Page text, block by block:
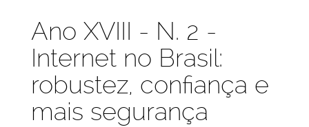
Publicações
Ano XVIII - N. 2 -
Internet no Brasil:
robustez, confiança e
mais segurança